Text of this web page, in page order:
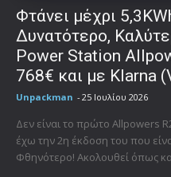
Φτάνει μέχρι
Δυνατότερο,
Power Station
768€ και με Klarna
Unpackman - 25 Ιουλίου 2026
Δεν είναι το πρώτο Allpowers
έχω την 2η έκδοση του που
Φθηνότερο! Ακολουθεί όπως